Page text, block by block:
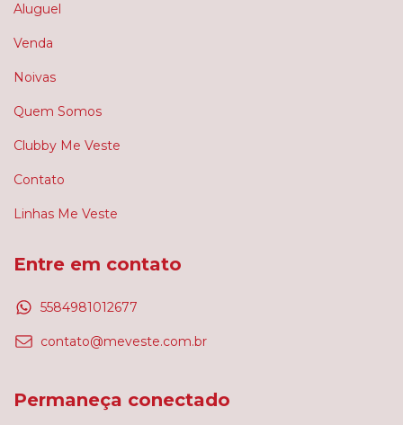
Aluguel
Venda
Noivas
Quem Somos
Clubby Me Veste
Contato
Linhas Me Veste
Entre em contato
5584981012677
contato@meveste.com.br
Permaneça conectado